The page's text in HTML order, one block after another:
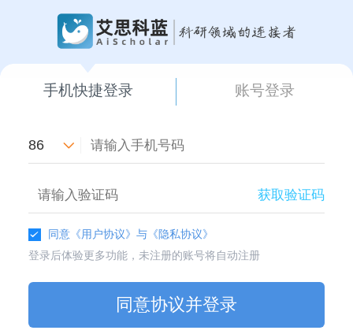
手机快捷登录 账号登录
86
获取验证码
同意 《用户协议》与 《隐私协议》
登录后体验更多功能，未注册的账号将自动注册
同意协议并登录